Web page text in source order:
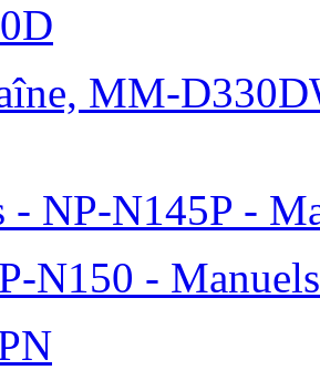
MM-
- NP-N145P -
N150 - Manuels